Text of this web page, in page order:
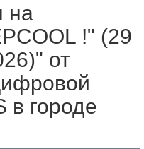
на
!" (29
от
в городе